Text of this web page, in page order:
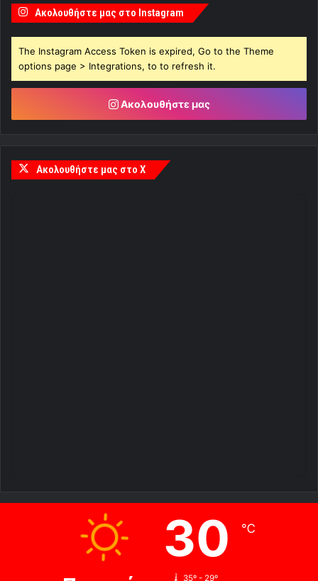
Ακολουθήστε μας στο Instagram
The Instagram Access Token is expired, Go to the Theme
options page > Integrations, to to refresh it.
Ακολουθήστε μας
Ακολουθήστε μας στο X
30 ℃
35º - 29º